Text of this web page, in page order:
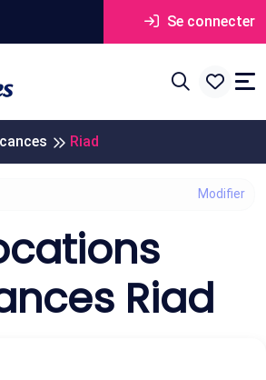
Se connecter
Riad
Riad